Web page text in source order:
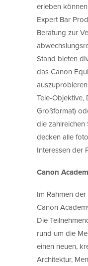
erleben
Expert Bar
Beratung zur
Stand bieten
das Canon
Tele-Objektive,
Großformat)
die zahlreichen
decken alle
Interessen der
Canon
Im Rahmen
Canon
Die
rund um die
einen neuen,
Architektur,